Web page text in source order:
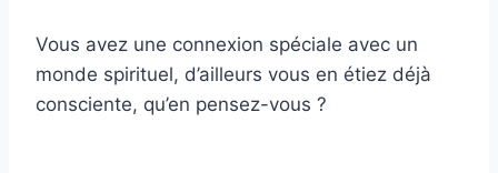
Vous avez une connexion spéciale avec un
monde spirituel, d’ailleurs vous en étiez déjà
consciente, qu’en pensez-vous ?